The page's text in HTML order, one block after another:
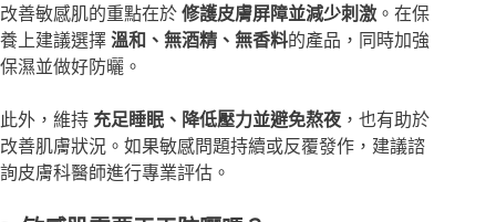
改善敏感肌的重點在於 修護皮膚屏障並減少刺激 。在保
養上建議選擇 溫和、無酒精、無香料的產品，同時加強
保濕並做好防曬。
此外，維持 充足睡眠、降低壓力並避免熬夜 ，也有助於
改善肌膚狀況。如果敏感問題持續或反覆發作，建議諮
詢皮膚科醫師進行專業評估。